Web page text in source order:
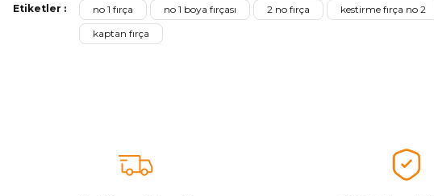
Ürün resmi kalitesiz, bozuk veya görüntülenemiyor.
Ürün açıklamasında eksik bilgiler bulunuyor.
Etiketler : no 1 fırça no 1 boya fırçası 2 no fırça kestirme fırça no 2
kaptan fırça